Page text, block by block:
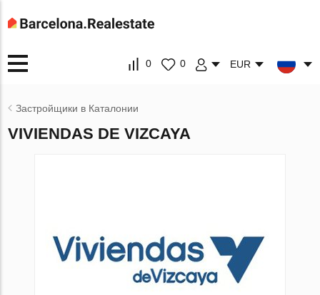
0 0 EUR
Застройщики в Каталонии
VIVIENDAS DE VIZCAYA